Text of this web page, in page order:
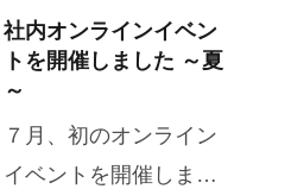
「もう少し交流したか
った」という意見がち
らほら上がっていたの
で、 今回はもっと！社
内交流を楽しんでもら
社内オンラインイベン
トを開催しました ～夏
～
７月、初のオンライン
イベントを開催しまし